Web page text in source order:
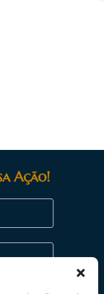
Ação!